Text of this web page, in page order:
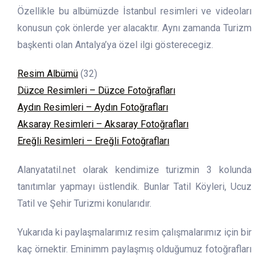
Özellikle bu albümüzde İstanbul resimleri ve videoları
konusun çok önlerde yer alacaktır. Aynı zamanda Turizm
başkenti olan Antalya’ya özel ilgi gösterecegiz.
Resim Albümü (32)
Düzce Resimleri – Düzce Fotoğrafları
Aydın Resimleri – Aydın Fotoğrafları
Aksaray Resimleri – Aksaray Fotoğrafları
Ereğli Resimleri – Ereğli Fotoğrafları
Alanyatatil.net olarak kendimize turizmin 3 kolunda
tanıtımlar yapmayı üstlendik. Bunlar Tatil Köyleri, Ucuz
Tatil ve Şehir Turizmi konularıdır.
Yukarıda ki paylaşmalarımız resim çalışmalarımız için bir
kaç örnektir. Eminimm paylaşmış olduğumuz fotoğrafları